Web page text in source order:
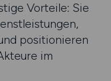
Vorteile: Sie
positionieren
im